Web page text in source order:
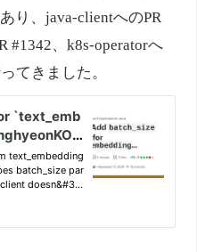
り、java-clientへのPR
#1342、k8s-operatorへ
てきました。